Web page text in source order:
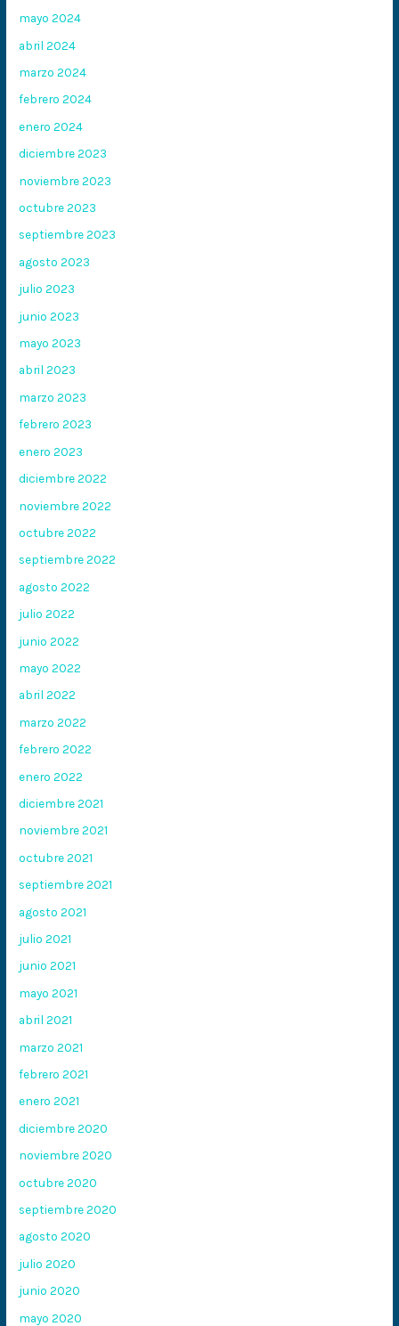
mayo 2024
abril 2024
marzo 2024
febrero 2024
enero 2024
diciembre 2023
noviembre 2023
octubre 2023
septiembre 2023
agosto 2023
julio 2023
junio 2023
mayo 2023
abril 2023
marzo 2023
febrero 2023
enero 2023
diciembre 2022
noviembre 2022
octubre 2022
septiembre 2022
agosto 2022
julio 2022
junio 2022
mayo 2022
abril 2022
marzo 2022
febrero 2022
enero 2022
diciembre 2021
noviembre 2021
octubre 2021
septiembre 2021
agosto 2021
julio 2021
junio 2021
mayo 2021
abril 2021
marzo 2021
febrero 2021
enero 2021
diciembre 2020
noviembre 2020
octubre 2020
septiembre 2020
agosto 2020
julio 2020
junio 2020
mayo 2020